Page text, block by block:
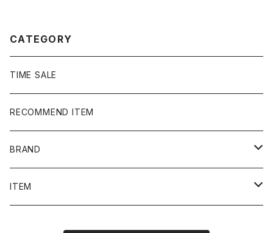
CATEGORY
TIME SALE
RECOMMEND ITEM
BRAND
NIKE
ITEM